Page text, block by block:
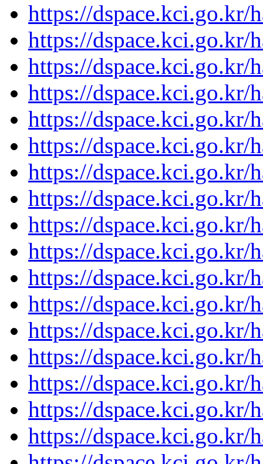
https://dspace.kci.go.kr/
https://dspace.kci.go.kr/
https://dspace.kci.go.kr/
https://dspace.kci.go.kr/
https://dspace.kci.go.kr/
https://dspace.kci.go.kr/
https://dspace.kci.go.kr/
https://dspace.kci.go.kr/
https://dspace.kci.go.kr/
https://dspace.kci.go.kr/
https://dspace.kci.go.kr/
https://dspace.kci.go.kr/
https://dspace.kci.go.kr/
https://dspace.kci.go.kr/
https://dspace.kci.go.kr/
https://dspace.kci.go.kr/
https://dspace.kci.go.kr/